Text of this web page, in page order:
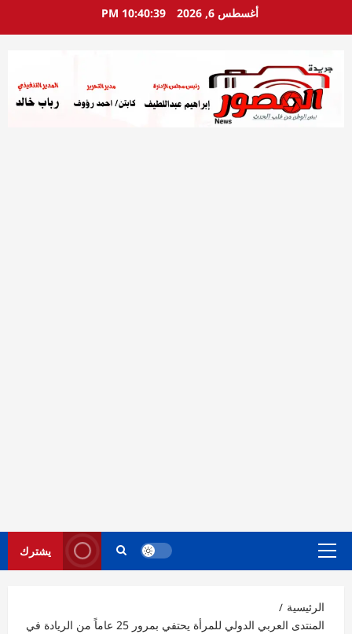
أغسطس 6, 2026 10:40:40 PM
القائمة
يشترك
الرئيسية
المنتدى العربي الدولي للمرأة يحتفي بمرور 25 عاماً من الريادة في